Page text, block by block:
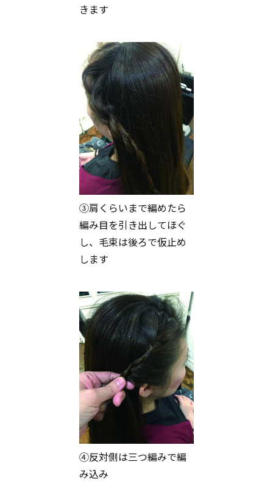
きます
③肩くらいまで編めたら
編み目を引き出してほぐ
し、毛束は後ろで仮止め
します
④反対側は三つ編みで編
み込み